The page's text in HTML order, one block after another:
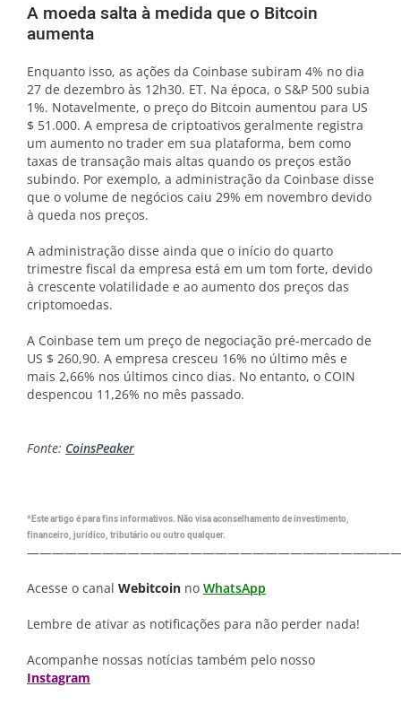
A moeda salta à medida que o Bitcoin
aumenta
Enquanto isso, as ações da Coinbase subiram 4% no dia
27 de dezembro às 12h30. ET. Na época, o S&P 500 subia
1%. Notavelmente, o preço do Bitcoin aumentou para US
$ 51.000. A empresa de criptoativos geralmente registra
um aumento no trader em sua plataforma, bem como
taxas de transação mais altas quando os preços estão
subindo. Por exemplo, a administração da Coinbase disse
que o volume de negócios caiu 29% em novembro devido
à queda nos preços.
A administração disse ainda que o início do quarto
trimestre fiscal da empresa está em um tom forte, devido
à crescente volatilidade e ao aumento dos preços das
criptomoedas.
A Coinbase tem um preço de negociação pré-mercado de
US $ 260,90. A empresa cresceu 16% no último mês e
mais 2,66% nos últimos cinco dias. No entanto, o COIN
despencou 11,26% no mês passado.
Fonte: CoinsPeaker
*Este artigo é para fins informativos. Não visa aconselhamento de investimento,
financeiro, jurídico, tributário ou outro qualquer.
Acesse o canal Webitcoin no WhatsApp
Lembre de ativar as notificações para não perder nada!
Acompanhe nossas notícias também pelo nosso
Instagram